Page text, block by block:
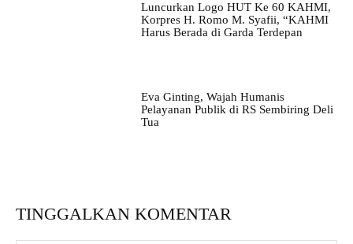
Luncurkan Logo HUT Ke 60 KAHMI,
Korpres H. Romo M. Syafii, “KAHMI
Harus Berada di Garda Terdepan
Eva Ginting, Wajah Humanis
Pelayanan Publik di RS Sembiring Deli
Tua
TINGGALKAN KOMENTAR